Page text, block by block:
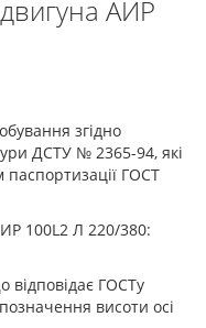
АИР
згідно
ДСТУ № 2365-94, які
ГОСТ
100L2 Л 220/380:
відповідає ГОСТу
висоти осі